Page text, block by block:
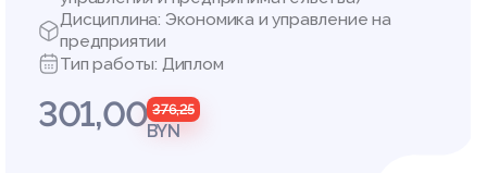
Дисциплина: Экономика и управление на
предприятии
Тип работы: Диплом
301,00 376,25
BYN